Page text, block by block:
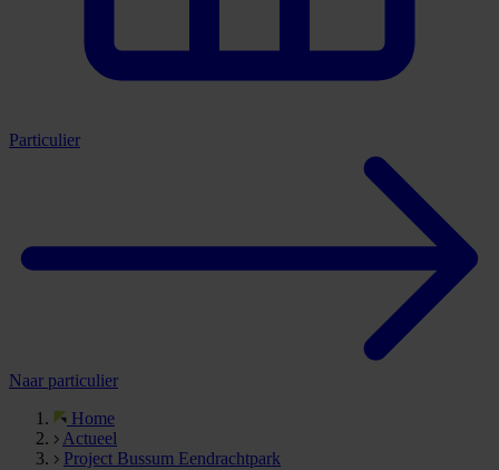
Particulier
Naar particulier
Home
Actueel
Project Bussum Eendrachtpark